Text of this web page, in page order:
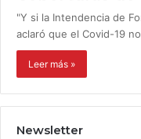
"Y si la Intendencia de
aclaró que el Covid-19
Leer más »
Newsletter